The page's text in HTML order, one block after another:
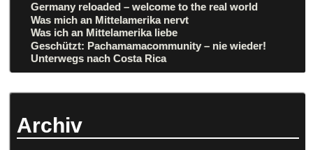
Germany reloaded – welcome to the real world
Was mich an Mittelamerika nervt
Was ich an Mittelamerika liebe
Geschützt: Pachamamacommunity – nie wieder!
Unterwegs nach Costa Rica
Archiv